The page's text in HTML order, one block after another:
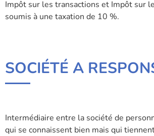
Impôt sur les transactions et Impôt sur
soumis à une taxation de 10 %.
SOCIÉTÉ A
Intermédiaire entre la société de
qui se connaissent bien mais qui